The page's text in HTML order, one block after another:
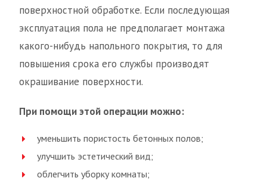
поверхностной обработке. Если последующая
эксплуатация пола не предполагает монтажа
какого-нибудь напольного покрытия, то для
повышения срока его службы производят
окрашивание поверхности.
При помощи этой операции можно:
уменьшить пористость бетонных полов;
улучшить эстетический вид;
облегчить уборку комнаты;